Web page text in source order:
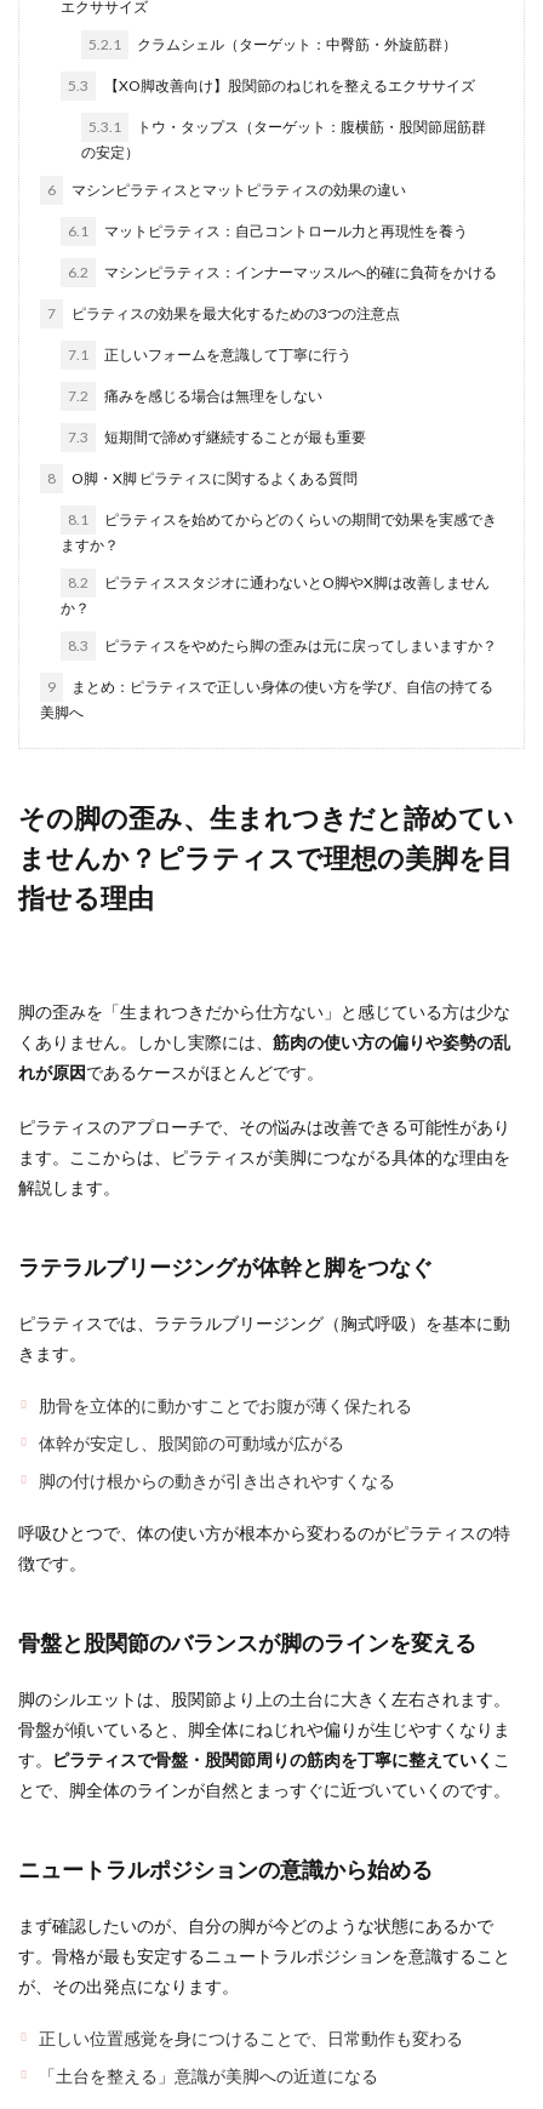
エクササイズ
5.2.1 クラムシェル（ターゲット：中臀筋・外旋筋群）
5.3 【XO脚改善向け】股関節のねじれを整えるエクササイズ
5.3.1
トウ・タップス（ターゲット：腹横筋・股関節屈筋群
の安定）
6 マシンピラティスとマットピラティスの効果の違い
6.1 マットピラティス：自己コントロール力と再現性を養う
6.2 マシンピラティス：インナーマッスルへ的確に負荷をかける
7 ピラティスの効果を最大化するための3つの注意点
7.1 正しいフォームを意識して丁寧に行う
7.2 痛みを感じる場合は無理をしない
7.3 短期間で諦めず継続することが最も重要
8 O脚・X脚 ピラティスに関するよくある質問
8.1
ピラティスを始めてからどのくらいの期間で効果を実感でき
ますか？
8.2
ピラティススタジオに通わないとO脚やX脚は改善しません
か？
8.3 ピラティスをやめたら脚の歪みは元に戻ってしまいますか？
9
まとめ：ピラティスで正しい身体の使い方を学び、自信の持てる
美脚へ
その脚の歪み、生まれつきだと諦めてい
ませんか？ピラティスで理想の美脚を目
指せる理由
脚の歪みを「生まれつきだから仕方ない」と感じている方は少な
くありません。しかし実際には、 筋肉の使い方の偏りや姿勢の乱
れが原因であるケースがほとんどです。
ピラティスのアプローチで、その悩みは改善できる可能性があり
ます。ここからは、ピラティスが美脚につながる具体的な理由を
解説します。
ラテラルブリージングが体幹と脚をつなぐ
ピラティスでは、ラテラルブリージング（胸式呼吸）を基本に動
きます。
肋骨を立体的に動かすことでお腹が薄く保たれる
体幹が安定し、股関節の可動域が広がる
脚の付け根からの動きが引き出されやすくなる
呼吸ひとつで、体の使い方が根本から変わるのがピラティスの特
徴です。
骨盤と股関節のバランスが脚のラインを変える
脚のシルエットは、股関節より上の土台に大きく左右されます。
骨盤が傾いていると、脚全体にねじれや偏りが生じやすくなりま
す。
ピラティスで骨盤・股関節周りの筋肉を丁寧に整えていく こ
とで、脚全体のラインが自然とまっすぐに近づいていくのです。
ニュートラルポジションの意識から始める
まず確認したいのが、自分の脚が今どのような状態にあるかで
す。骨格が最も安定するニュートラルポジションを意識すること
が、その出発点になります。
正しい位置感覚を身につけることで、日常動作も変わる
「土台を整える」意識が美脚への近道になる
検索